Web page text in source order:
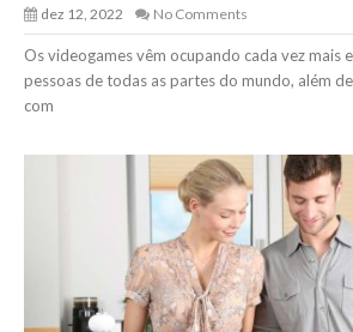
dez 12, 2022 No Comments
Os videogames vêm ocupando cada vez mais
pessoas de todas as partes do mundo, além
com